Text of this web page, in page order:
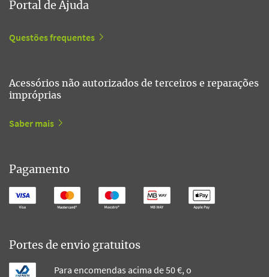
Portal de Ajuda
Questões frequentes
Acessórios não autorizados de terceiros e reparações
impróprias
Saber mais
Pagamento
Portes de envio gratuitos
Para encomendas acima de 50 €, o